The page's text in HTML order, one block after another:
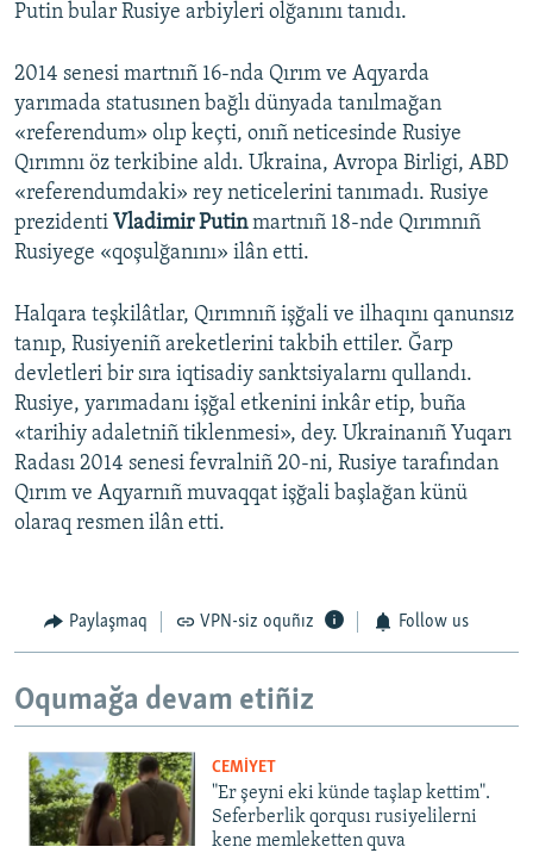
Putin bular Rusiye arbiyleri olğanını tanıdı.
2014 senesi martnıñ 16-nda Qırım ve Aqyarda
yarımada statusınen bağlı dünyada tanılmağan
«referendum» olıp keçti, onıñ neticesinde Rusiye
Qırımnı öz terkibine aldı. Ukraina, Avropa Birligi, ABD
«referendumdaki» rey neticelerini tanımadı. Rusiye
prezidenti Vladimir Putinmartnıñ 18-nde Qırımnıñ
Rusiyege «qoşulğanını» ilân etti.
Halqara teşkilâtlar, Qırımnıñ işğali ve ilhaqını qanunsız
tanıp, Rusiyeniñ areketlerini takbih ettiler. Ğarp
devletleri bir sıra iqtisadiy sanktsiyalarnı qullandı.
Rusiye, yarımadanı işğal etkenini inkâr etip, buña
«tarihiy adaletniñ tiklenmesi», dey. Ukrainanıñ Yuqarı
Radası 2014 senesi fevralniñ 20-ni, Rusiye tarafından
Qırım ve Aqyarnıñ muvaqqat işğali başlağan künü
olaraq resmen ilân etti.
Paylaşmaq VPN-siz oquñız Follow us
Oqumağa devam etiñiz
CEMİYET
"Er şeyni eki künde taşlap kettim".
Seferberlik qorqusı rusiyelilerni
kene memleketten quva